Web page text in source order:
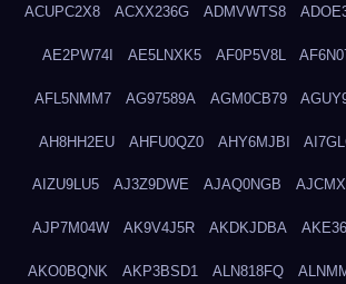
ACUPC2X8 ACXX236G ADMVWTS8
AE2PW74I AE5LNXK5 AF0P5V8L
AFL5NMM7 AG97589A AGM0CB79
AH8HH2EU AHFU0QZ0 AHY6MJBI
AIZU9LU5 AJ3Z9DWE AJAQ0NGB
AJP7M04W AK9V4J5R AKDKJDBA
AKO0BQNK AKP3BSD1 ALN818FQ